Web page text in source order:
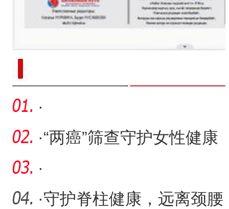
·
·“两癌”筛查守护女性健康
·
·守护脊柱健康，远离颈腰